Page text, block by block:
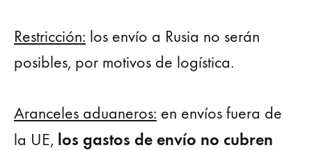
Restricción: los envío a Rusia no serán
posibles, por motivos de logística.
Aranceles aduaneros: en envíos fuera de
la UE, los gastos de envío no cubren